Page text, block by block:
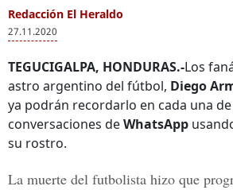
Redacción El Heraldo
27.11.2020
TEGUCIGALPA, HONDURAS.-Los
astro argentino del fútbol, Diego
ya podrán recordarlo en cada una de
conversaciones deWhatsApp
su rostro.
La muerte del futbolista hizo que